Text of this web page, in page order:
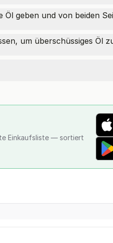
geben und von beiden
um überschüssiges Öl
Einkaufsliste — sortiert